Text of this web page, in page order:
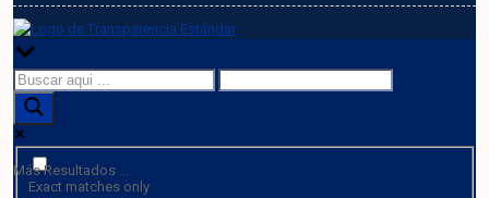
Más Resultados ...
Exact matches only